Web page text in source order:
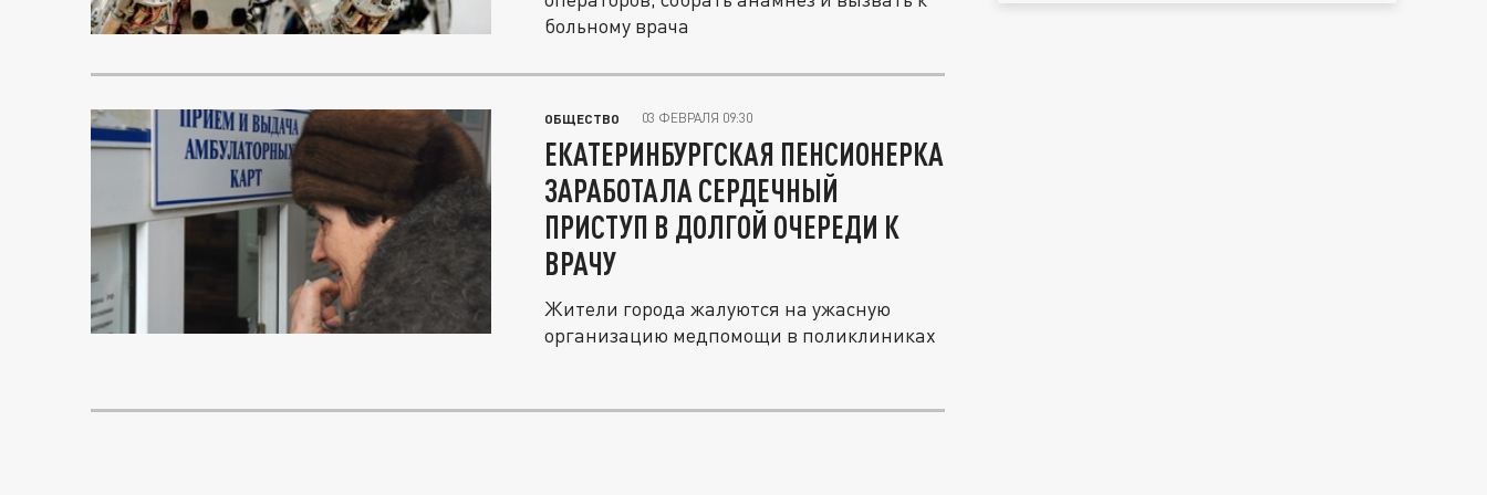
больному врача
ОБЩЕСТВО 03 ФЕВРАЛЯ 09:30
ЕКАТЕРИНБУРГСКАЯ ПЕНСИОНЕРКА
ЗАРАБОТАЛА СЕРДЕЧНЫЙ
ПРИСТУП В ДОЛГОЙ ОЧЕРЕДИ К
ВРАЧУ
Жители города жалуются на ужасную
организацию медпомощи в поликлиниках